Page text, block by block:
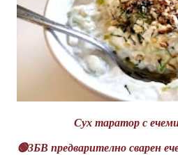
Сух таратор с
🟢3БВ предварително сварен